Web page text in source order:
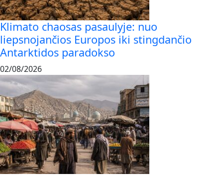
Klimato chaosas pasaulyje: nuo
liepsnojančios Europos iki stingdančio
Antarktidos paradokso
02/08/2026